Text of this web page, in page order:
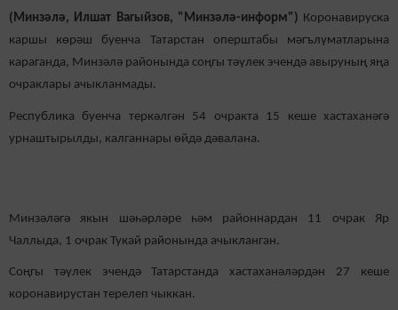
(Минзәлә, Илшат Вагыйзов, "Минзәлә-информ") Коронавируска
каршы көрәш буенча Татарстан оперштабы мәгълүматларына
караганда, Минзәлә районында соңгы тәүлек эчендә авыруның яңа
очраклары ачыкланмады.
Республика буенча теркәлгән 54 очракта 15 кеше хастаханәгә
урнаштырылды, калганнары өйдә дәвалана.
Минзәләгә якын шәһәрләре һәм районнардан 11 очрак Яр
Чаллыда, 1 очрак Тукай районында ачыкланган.
Соңгы тәүлек эчендә Татарстанда хастаханәләрдән 27 кеше
коронавирустан терелеп чыккан.